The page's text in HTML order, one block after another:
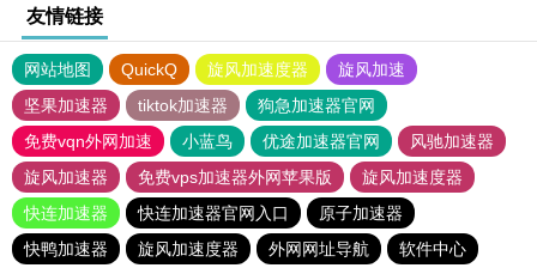
友情链接
网站地图 QuickQ 旋风加速度器
旋风加速
坚果加速器
tiktok加速器
狗急加速器官网
免费vqn外网加速
小蓝鸟 优途加速器官网
风驰加速器
旋风加速器
免费vps加速器外网苹果版
旋风加速度器
快连加速器
快连加速器官网入口
原子加速器
快鸭加速器
旋风加速度器 外网网址导航
软件中心